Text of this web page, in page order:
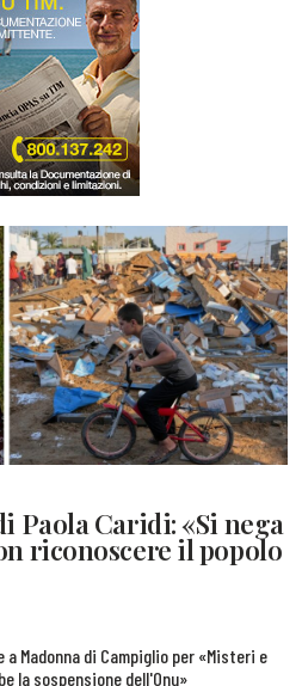
Paola Caridi: «Si nega
riconoscere il popolo
Madonna di Campiglio per «Misteri e
la sospensione dell'Onu»